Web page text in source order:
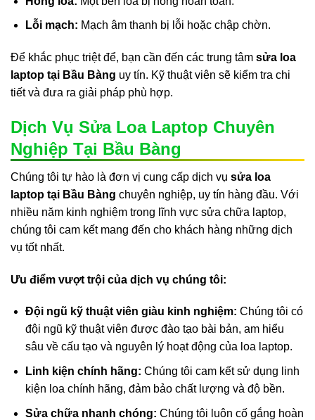
Lỗi mạch: Mạch âm thanh bị lỗi hoặc chập chờn.
Để khắc phục triệt để, bạn cần đến các trung tâm sửa loa
laptop tại Bầu Bàng uy tín. Kỹ thuật viên sẽ kiểm tra chi
tiết và đưa ra giải pháp phù hợp.
Dịch Vụ Sửa Loa Laptop Chuyên
Nghiệp Tại Bầu Bàng
Chúng tôi tự hào là đơn vị cung cấp dịch vụ sửa loa
laptop tại Bầu Bàng chuyên nghiệp, uy tín hàng đầu. Với
nhiều năm kinh nghiệm trong lĩnh vực sửa chữa laptop,
chúng tôi cam kết mang đến cho khách hàng những dịch
vụ tốt nhất.
Ưu điểm vượt trội của dịch vụ chúng tôi:
Đội ngũ kỹ thuật viên giàu kinh nghiệm: Chúng tôi có
đội ngũ kỹ thuật viên được đào tạo bài bản, am hiểu
sâu về cấu tạo và nguyên lý hoạt động của loa laptop.
Linh kiện chính hãng: Chúng tôi cam kết sử dụng linh
kiện loa chính hãng, đảm bảo chất lượng và độ bền.
Sửa chữa nhanh chóng: Chúng tôi luôn cố gắng hoàn